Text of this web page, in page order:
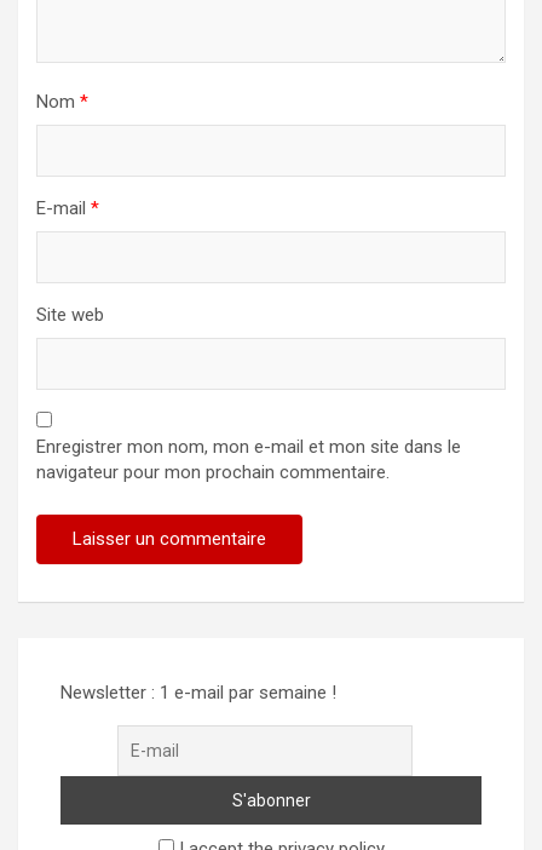
Nom *
E-mail *
Site web
Enregistrer mon nom, mon e-mail et mon site dans le
navigateur pour mon prochain commentaire.
Newsletter : 1 e-mail par semaine !